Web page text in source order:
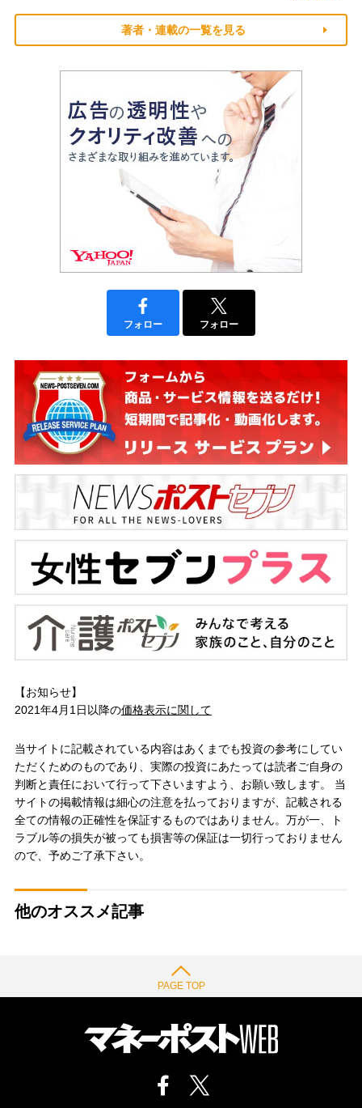
著者・連載の一覧を見る
フォロー フォロー
【お知らせ】
2021年4月1日以降の価格表示に関して
当サイトに記載されている内容はあくまでも投資の参考にしてい
ただくためのものであり、実際の投資にあたっては読者ご自身の
判断と責任において行って下さいますよう、お願い致します。 当
サイトの掲載情報は細心の注意を払っておりますが、記載される
全ての情報の正確性を保証するものではありません。万が一、ト
ラブル等の損失が被っても損害等の保証は一切行っておりません
ので、予めご了承下さい。
他のオススメ記事
PAGE TOP